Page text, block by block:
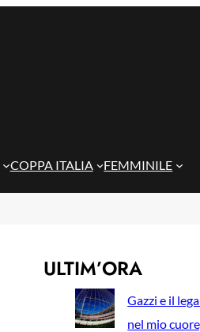
COPPA ITALIA FEMMINILE
ULTIM’ORA
Gazzi e il
nel mio